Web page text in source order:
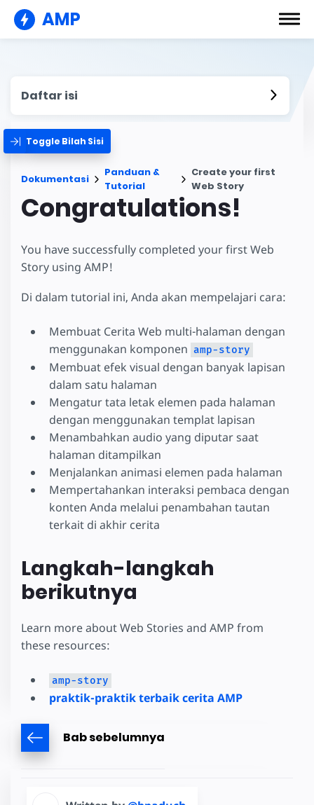
AMP
Daftar isi
Toggle Bilah Sisi
Dokumentasi
Panduan &
Tutorial
Create your first
Web Story
Congratulations!
You have successfully completed your first Web
Story using AMP!
Di dalam tutorial ini, Anda akan mempelajari cara:
Membuat Cerita Web multi-halaman dengan
menggunakan komponen amp-story
Membuat efek visual dengan banyak lapisan
dalam satu halaman
Mengatur tata letak elemen pada halaman
dengan menggunakan templat lapisan
Menambahkan audio yang diputar saat
halaman ditampilkan
Menjalankan animasi elemen pada halaman
Mempertahankan interaksi pembaca dengan
konten Anda melalui penambahan tautan
terkait di akhir cerita
Langkah-langkah
berikutnya
Learn more about Web Stories and AMP from
these resources:
amp-story
praktik-praktik terbaik cerita AMP
Bab sebelumnya